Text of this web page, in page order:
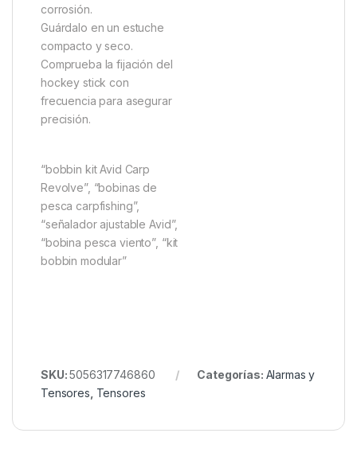
corrosión.
Guárdalo en un estuche
compacto y seco.
Comprueba la fijación del
hockey stick con
frecuencia para asegurar
precisión.
“bobbin kit Avid Carp
Revolve”, “bobinas de
pesca carpfishing”,
“señalador ajustable Avid”,
“bobina pesca viento”, “kit
bobbin modular”
SKU:5056317746860 Categorías: Alarmas y
Tensores Tensores